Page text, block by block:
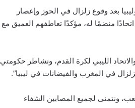
بعد وقوع زلزال في الحوز وإعصار
دانيال. أعرب موتسيبي عن تعازي الاتحاد الإفريقي لكرة القدم نيابة عن 54 اتحادًا منضمًا له، مؤكدًا تعاطفهم العميق مع
الليبي لكرة القدم، ونشاطر حكومتي
في المغرب والفيضانات في ليبيا”.
ونتمنى لجميع المصابين الشفاء